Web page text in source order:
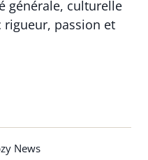
générale, culturelle
rigueur, passion et
News